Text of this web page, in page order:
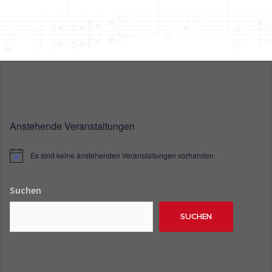
Anstehende Veranstaltungen
HinweisEs sind keine anstehenden Veranstaltungen vorhanden.
Suchen
SUCHEN